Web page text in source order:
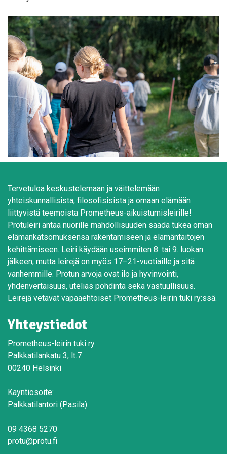
Tervetuloa keskustelemaan ja väittelemään
yhteiskunnallisista, filosofisisista ja omaan elämään
liittyvistä teemoista Prometheus-aikuistumisleirille!
Protuleiri antaa nuorille mahdollisuuden saada tukea oman
elämänkatsomuksensa rakentamiseen ja elämäntaitojen
kehittämiseen. Leiri käydään useimmiten 8. tai 9. luokan
jälkeen, mutta leirejä on myös 17–21-vuotiaille ja sitä
vanhemmille. Protun arvoja ovat ilo ja hyvinvointi,
yhdenvertaisuus, utelias pohdinta sekä vastuullisuus.
Leirejä vetävät vapaaehtoiset Prometheus-leirin tuki ry:ssä.
Yhteystiedot
Prometheus-leirin tuki ry
Palkkatilankatu 3, lt.7
00240 Helsinki
Käyntiosoite:
Palkkatilantori (Pasila)
09 4368 5270
protu@protu.fi